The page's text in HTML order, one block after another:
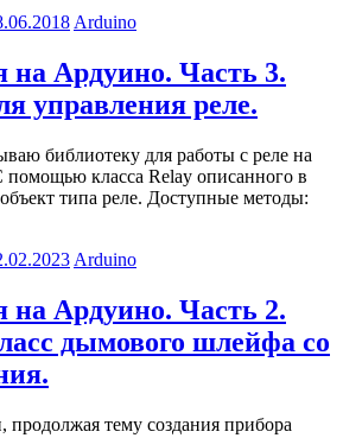
Arduino
на Ардуино. Часть 3.
управления реле.
библиотеку для работы с реле на
класса Relay описанного в
объект типа реле. Доступные методы:
Arduino
на Ардуино. Часть 2.
дымового шлейфа со
тему создания прибора